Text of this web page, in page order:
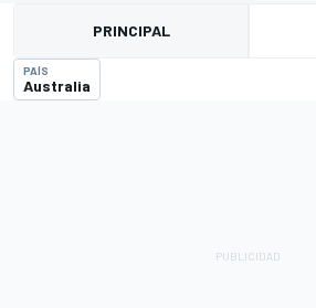
PRINCIPAL
PAÍS
Australia